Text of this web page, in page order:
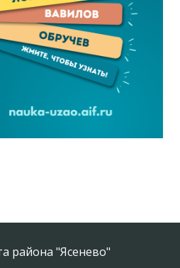
района "Ясенево"